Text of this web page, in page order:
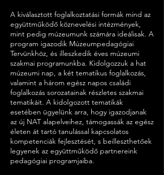
A kiválasztott foglalkoztatási formák mind az
együttműködő köznevelési intézmények,
mint pedig múzeumunk számára ideálisak. A
program igazodik Múzeumpedagógiai
Tervünkhöz, és illeszkedik éves múzeumi
szakmai programunkba. Kidolgozzuk a hat
múzeumi nap, a két tematikus foglalkozás,
valamint a három egész napos családi
foglalkozás sorozatainak részletes szakmai
tematikáit. A kidolgozott tematikák
esetében ügyelünk arra, hogy igazodjanak
az új NAT alapelveihez, támogassák az egész
életen át tartó tanulással kapcsolatos
kompetenciák fejlesztését, s beilleszthetőek
legyenek az együttműködő partnereink
pedagógiai programjaiba.